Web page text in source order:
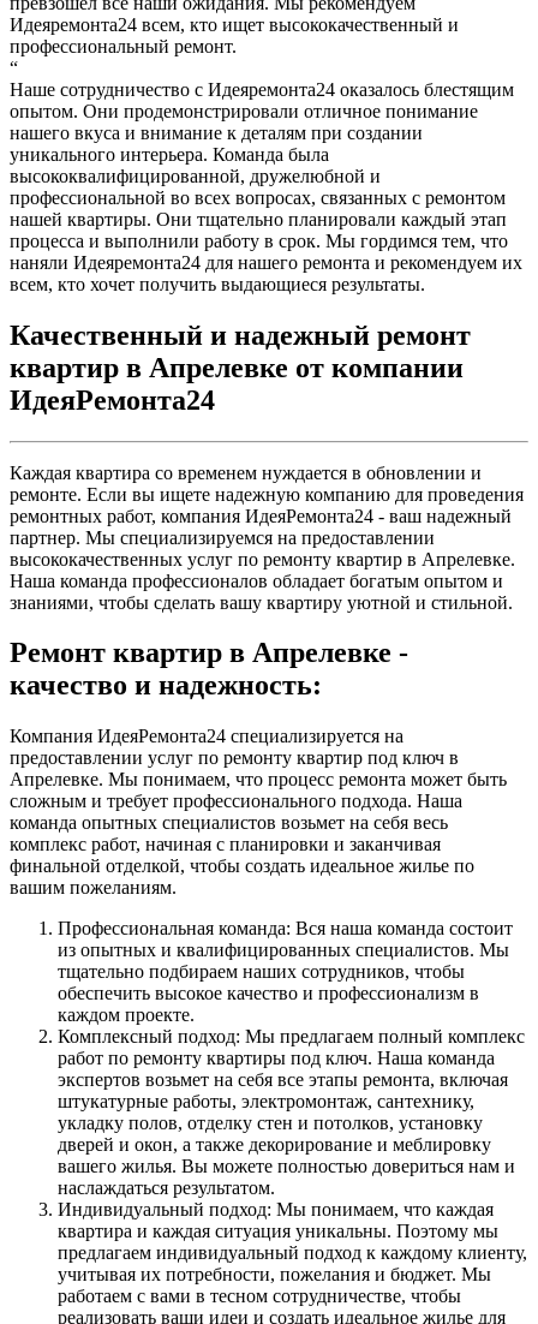
Идеяремонта24 всем, кто ищет высококачественный и
профессиональный ремонт.
“
Наше сотрудничество с Идеяремонта24 оказалось блестящим
опытом. Они продемонстрировали отличное понимание
нашего вкуса и внимание к деталям при создании
уникального интерьера. Команда была
высококвалифицированной, дружелюбной и
профессиональной во всех вопросах, связанных с ремонтом
нашей квартиры. Они тщательно планировали каждый этап
процесса и выполнили работу в срок. Мы гордимся тем, что
наняли Идеяремонта24 для нашего ремонта и рекомендуем их
всем, кто хочет получить выдающиеся результаты.
Качественный и надежный ремонт
квартир в Апрелевке от компании
ИдеяРемонта24
Каждая квартира со временем нуждается в обновлении и
ремонте. Если вы ищете надежную компанию для проведения
ремонтных работ, компания ИдеяРемонта24 - ваш надежный
партнер. Мы специализируемся на предоставлении
высококачественных услуг по ремонту квартир в Апрелевке.
Наша команда профессионалов обладает богатым опытом и
знаниями, чтобы сделать вашу квартиру уютной и стильной.
Ремонт квартир в Апрелевке -
качество и надежность:
Компания ИдеяРемонта24 специализируется на
предоставлении услуг по ремонту квартир под ключ в
Апрелевке. Мы понимаем, что процесс ремонта может быть
сложным и требует профессионального подхода. Наша
команда опытных специалистов возьмет на себя весь
комплекс работ, начиная с планировки и заканчивая
финальной отделкой, чтобы создать идеальное жилье по
вашим пожеланиям.
Профессиональная команда: Вся наша команда состоит
из опытных и квалифицированных специалистов. Мы
тщательно подбираем наших сотрудников, чтобы
обеспечить высокое качество и профессионализм в
каждом проекте.
Комплексный подход: Мы предлагаем полный комплекс
работ по ремонту квартиры под ключ. Наша команда
экспертов возьмет на себя все этапы ремонта, включая
штукатурные работы, электромонтаж, сантехнику,
укладку полов, отделку стен и потолков, установку
дверей и окон, а также декорирование и меблировку
вашего жилья. Вы можете полностью довериться нам и
наслаждаться результатом.
Индивидуальный подход: Мы понимаем, что каждая
квартира и каждая ситуация уникальны. Поэтому мы
предлагаем индивидуальный подход к каждому клиенту,
учитывая их потребности, пожелания и бюджет. Мы
работаем с вами в тесном сотрудничестве, чтобы
реализовать ваши идеи и создать идеальное жилье для